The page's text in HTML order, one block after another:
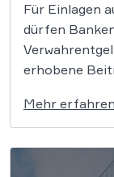
Für Einlagen
dürfen
erhobene
nachdem der
Berlin geklagt
bundesweit
Mehr erfahren